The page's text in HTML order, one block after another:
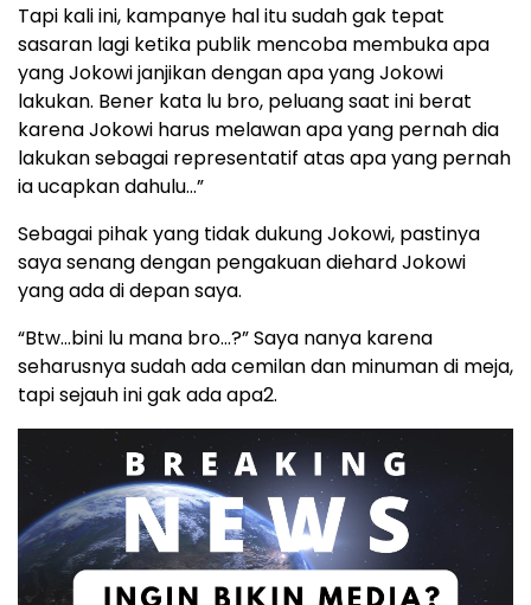
Tapi kali ini, kampanye hal itu sudah gak tepat
sasaran lagi ketika publik mencoba membuka apa
yang Jokowi janjikan dengan apa yang Jokowi
lakukan. Bener kata lu bro, peluang saat ini berat
karena Jokowi harus melawan apa yang pernah dia
lakukan sebagai representatif atas apa yang pernah
ia ucapkan dahulu…”
Sebagai pihak yang tidak dukung Jokowi, pastinya
saya senang dengan pengakuan diehard Jokowi
yang ada di depan saya.
“Btw…bini lu mana bro…?” Saya nanya karena
seharusnya sudah ada cemilan dan minuman di meja,
tapi sejauh ini gak ada apa2.